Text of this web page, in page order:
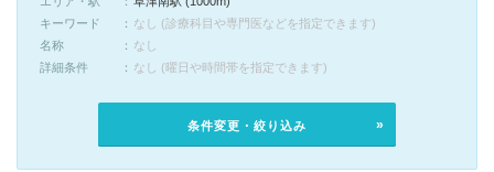
キーワード
なし (診療科目や専門医などを指定できます)
名称
なし
詳細条件
なし (曜日や時間帯を指定できます)
条件変更・絞り込み